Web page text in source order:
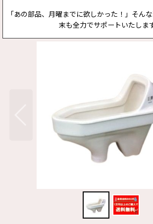
「あの部品、月曜までに欲しかった！」そん
末も全力でサポートいたしま